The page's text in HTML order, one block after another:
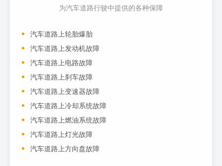
为汽车道路行驶中提供的各种保障
汽车道路上轮胎爆胎
汽车道路上发动机故障
汽车道路上电路故障
汽车道路上刹车故障
汽车道路上变速器故障
汽车道路上冷却系统故障
汽车道路上燃油系统故障
汽车道路上灯光故障
汽车道路上方向盘故障